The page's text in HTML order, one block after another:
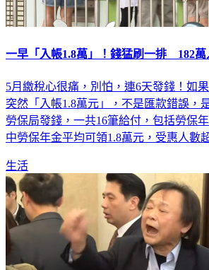
一早「入帳1.8萬」！錢猛刷一排 182萬
5月繳稅心很痛，別怕，連6天發錢！如
突然「入帳1.8萬元」，不是匯款錯誤，
勞保局發錢，一共16筆給付，包括勞保
中勞保年金平均可領1.8萬元，受惠人數
生活